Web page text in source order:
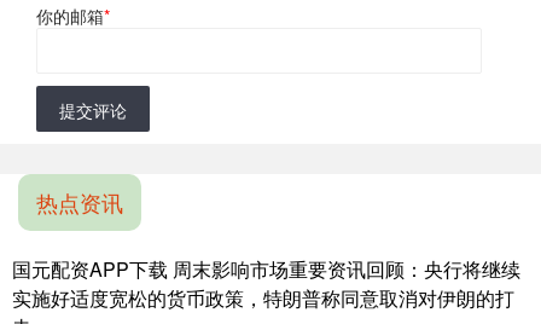
你的邮箱*
提交评论
热点资讯
国元配资APP下载 周末影响市场重要资讯回顾：央行将继续
实施好适度宽松的货币政策，特朗普称同意取消对伊朗的打